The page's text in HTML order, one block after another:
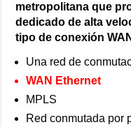
metropolitana que
dedicado de alta
tipo de conexión
Una red de
WAN Ethernet
MPLS
Red conmutada por